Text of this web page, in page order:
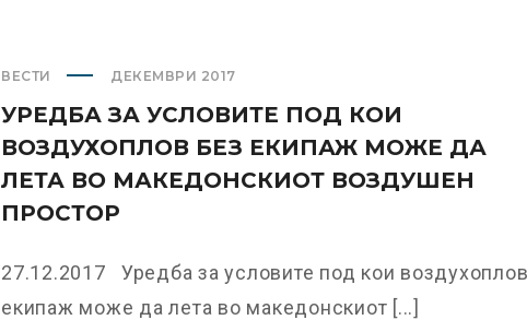
ВЕСТИ ДЕКЕМВРИ 2017
УРЕДБА ЗА УСЛОВИТЕ ПОД КОИ
ВОЗДУХОПЛОВ БЕЗ ЕКИПАЖ МОЖЕ ДА
ЛЕТА ВО МАКЕДОНСКИОТ ВОЗДУШЕН
ПРОСТОР
27.12.2017 Уредба за условите под кои
екипаж може да лета во македонскиот [...]